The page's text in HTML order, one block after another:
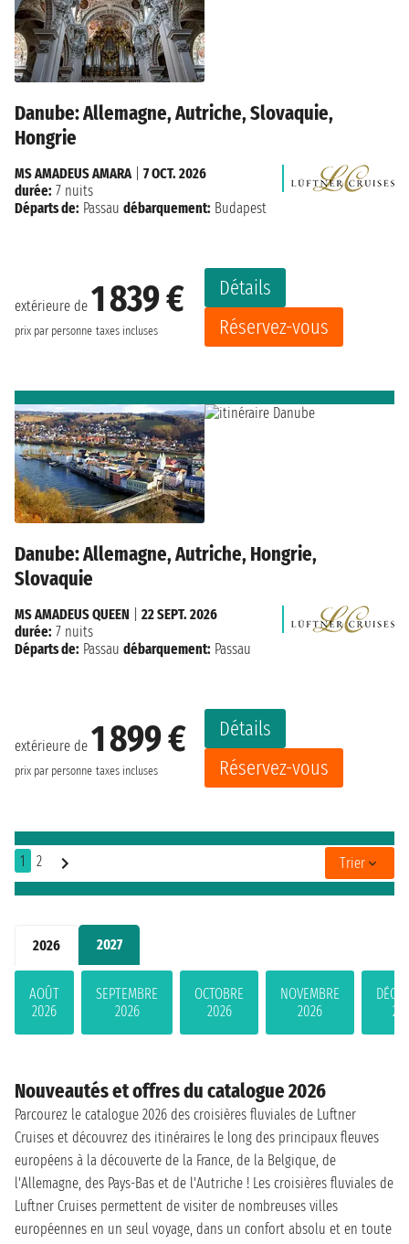
2026 2027
AOÛT
2026
SEPTEMBRE
2026
OCTOBRE
2026
NOVEMBRE
2026
Nouveautés et offres du catalogue 2026
Parcourez le catalogue 2026 des croisières fluviales de Luftner
Cruises et découvrez des itinéraires le long des principaux fleuves
européens à la découverte de la France, de la Belgique, de
l'Allemagne, des Pays-Bas et de l'Autriche ! Les croisières fluviales de
Luftner Cruises permettent de visiter de nombreuses villes
européennes en un seul voyage, dans un confort absolu et en toute
Danube: Allemagne, Autriche, Slovaquie,
Hongrie
extérieure de 1 839 €
prix par personne taxes incluses
Détails
Réservez-vous
MS AMADEUS AMARA| 7 OCT. 2026
durée: 7 nuits
Départs de: Passau débarquement: Budapest
Danube: Allemagne, Autriche, Hongrie,
Slovaquie
extérieure de 1 899 €
prix par personne taxes incluses
Détails
Réservez-vous
MS AMADEUS QUEEN
22 SEPT. 2026
durée: 7 nuits
Départs de: Passau débarquement: Passau
1 2 Trier